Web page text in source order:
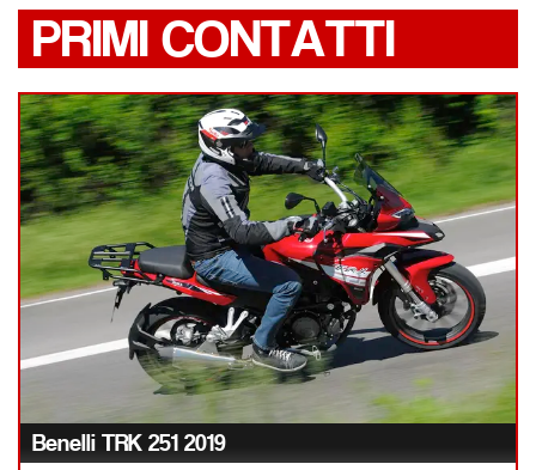
PRIMI CONTATTI
Benelli TRK 251 2019